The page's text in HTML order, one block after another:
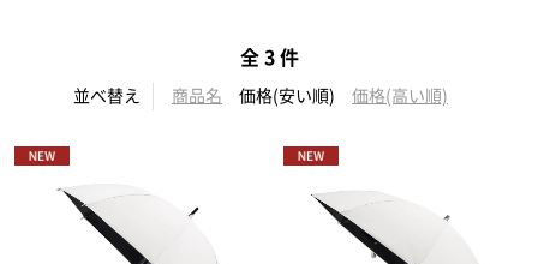
全 3 件
並べ替え 商品名 価格(安い順) 価格(高い順)